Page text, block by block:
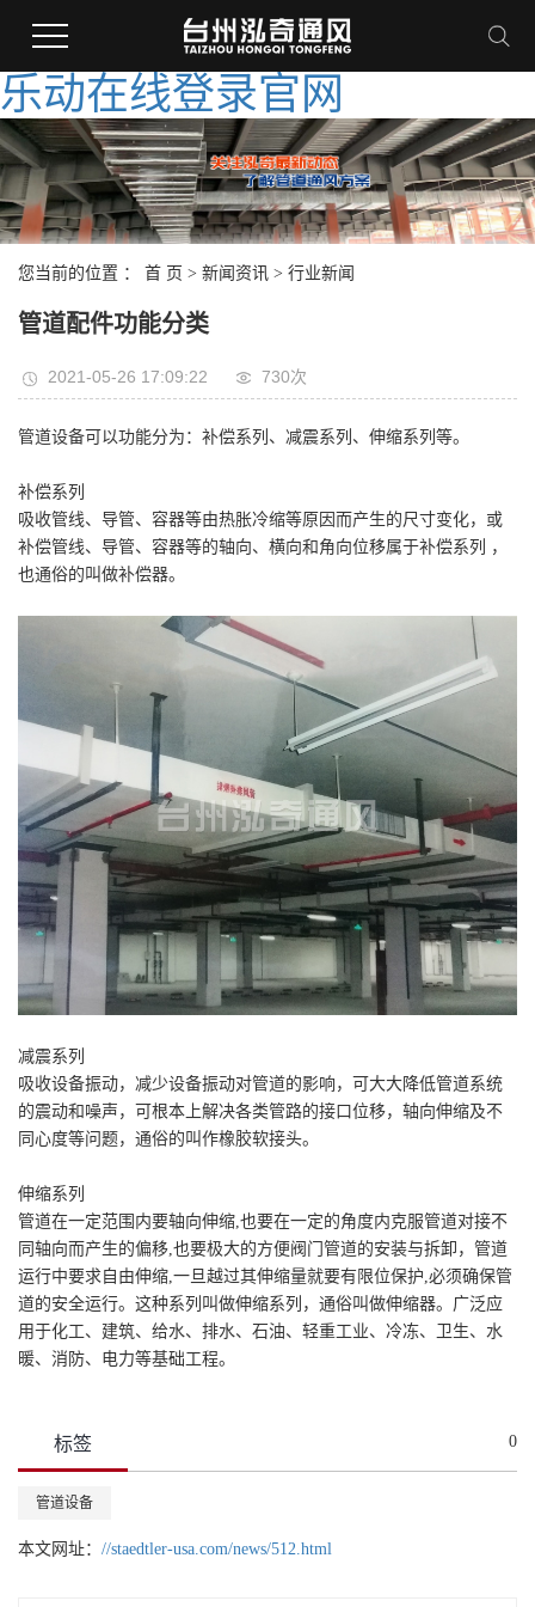
乐动在线登录官网
您当前的位置 ： 首 页 > 新闻资讯 > 行业新闻
管道配件功能分类
2021-05-26 17:09:22 730次
管道设备可以功能分为：补偿系列、减震系列、伸缩系列等。
补偿系列
吸收管线、导管、容器等由热胀冷缩等原因而产生的尺寸变化，或
补偿管线、导管、容器等的轴向、横向和角向位移属于补偿系列 ，
也通俗的叫做补偿器。
减震系列
吸收设备振动，减少设备振动对管道的影响，可大大降低管道系统
的震动和噪声，可根本上解决各类管路的接口位移，轴向伸缩及不
同心度等问题，通俗的叫作橡胶软接头。
伸缩系列
管道在一定范围内要轴向伸缩,也要在一定的角度内克服管道对接不
同轴向而产生的偏移,也要极大的方便阀门管道的安装与拆卸，管道
运行中要求自由伸缩,一旦越过其伸缩量就要有限位保护,必须确保管
道的安全运行。这种系列叫做伸缩系列，通俗叫做伸缩器。广泛应
用于化工、建筑、给水、排水、石油、轻重工业、冷冻、卫生、水
暖、消防、电力等基础工程。
标签 0
管道设备
本文网址： //staedtler-usa.com/news/512.html